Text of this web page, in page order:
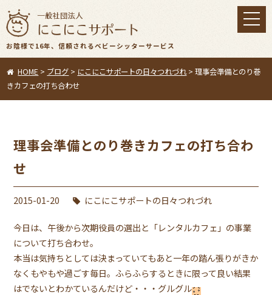
お陰様で16年、信頼されるベビーシッターサービス
toggle
HOME > ブログ > にこにこサポートの日々つれづれ>理事会準備とのり巻
きカフェの打ち合わせ
理事会準備とのり巻きカフェの打ち合わ
せ
2015-01-20 にこにこサポートの日々つれづれ
今日は、午後から次期役員の選出と「レンタルカフェ」の事業
について打ち合わせ。
本当は気持ちとしては決まっていてもあと一年の踏ん張りがきか
なくもやもや過ごす毎日。ふらふらするときに限って良い結果
はでないとわかているんだけど・・・グルグル